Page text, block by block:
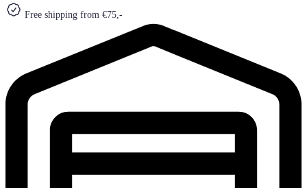
Free shipping from €75,-